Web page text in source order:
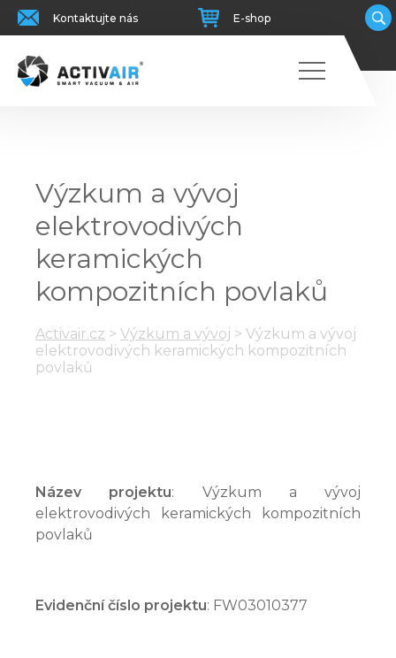
Kontaktujte nás E-shop
Výzkum a vývoj
elektrovodivých
keramických
kompozitních povlaků
Activair.cz > Výzkum a vývoj > Výzkum a vývoj
elektrovodivých keramických kompozitních
povlaků
Název projektu: Výzkum a vývoj
elektrovodivých keramických kompozitních
povlaků
Evidenční číslo projektu: FW03010377